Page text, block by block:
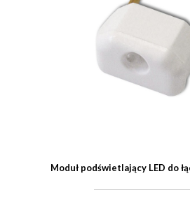
Moduł podświetlający LED do